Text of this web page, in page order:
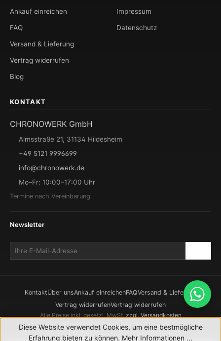
Ankauf einreichen
FAQ
Versand & Lieferung
Vertrag widerrufen
Blog
Impressum
Datenschutz
KONTAKT
CHRONOWERK GmbH
Almsstraße 21, 31134 Hildesheim
+49 5121 9996699
info@chronowerk.de
Mo–Fr: 10:00–17:00 Uhr
Termine nach Vereinbarung
Newsletter
KontaktÜber unsAnkauf einreichenFAQVersand & Lieferung
Vertrag widerrufenVertrag widerrufen
Alle Preise inkl. gesetzl. MwSt.zzgl. Versandkosten
© 2026 CHRONOWERK GmbH. Alle Rechte vorbehalten.
Realisierung durch XICTRON
Diese Website verwendet Cookies, um eine bestmögliche
Erfahrung bieten zu können. Mehr Informationen ...